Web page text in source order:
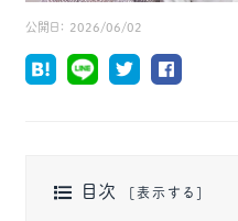
公開日： 2026/06/02
目次